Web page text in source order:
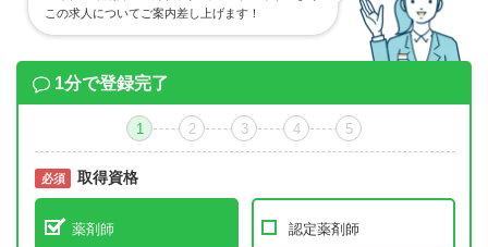
この求人についてご案内差し上げます！
1分で登録完了
1 2 3 4 5
必須 取得資格
薬剤師 認定薬剤師